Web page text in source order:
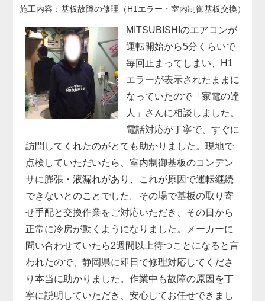
施工内容：基板故障の修理（H1エラー・室内制御基板交換）
MITSUBISHIのエアコンが
運転開始から5分くらいで
毎回止まってしまい、H1
エラーが表示されたままに
なっていたので「家電の達
人」さんに相談しました。
電話対応が丁寧で、すぐに
訪問してくれたのがとても助かりました。現地で
点検していただいたら、室内制御基板のコンデン
サに膨張・液漏れがあり、これが原因で運転継続
できないとのことでした。その場で基板の取り寄
せ手配と交換作業をご対応いただき、その日から
正常に冷房が動くようになりました。メーカーに
問い合わせていたら2週間以上待つことになると言
われたので、静岡県に即日で修理対応してくださ
り本当に助かりました。作業中も故障の原因を丁
寧に説明していただき、安心してお任せできまし